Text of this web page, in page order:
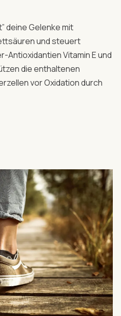
deine Gelenke mit
und steuert
Antioxidantien Vitamin E und
die enthaltenen
vor Oxidation durch